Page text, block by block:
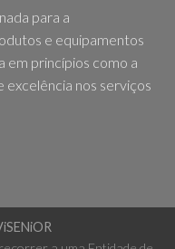
para a
e equipamentos
em princípios como a
excelência nos serviços